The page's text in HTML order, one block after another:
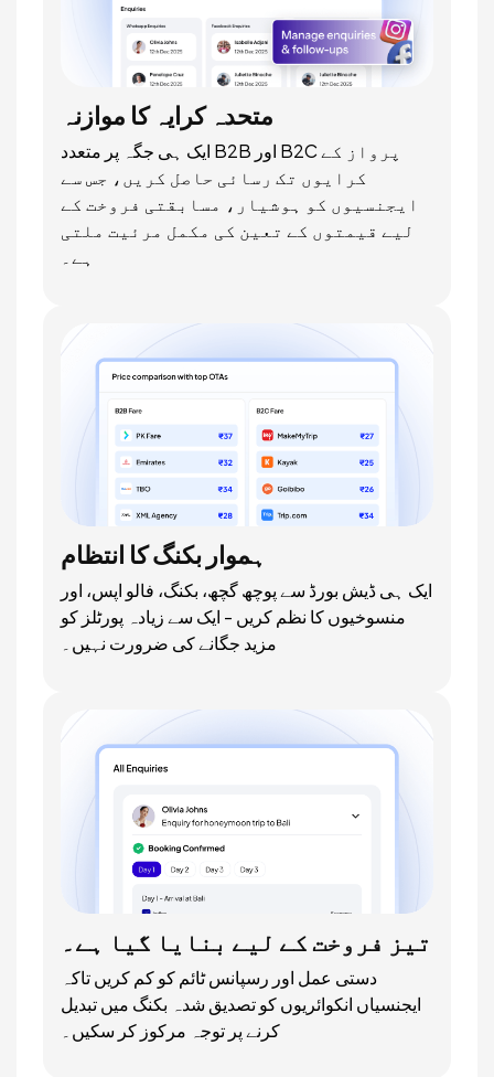
متحدہ کرایہ کا موازنہ
ایک ہی جگہ پر متعدد B2B اور B2C پرواز کے
کرایوں تک رسائی حاصل کریں، جس سے
ایجنسیوں کو ہوشیار، مسابقتی فروخت کے
لیے قیمتوں کے تعین کی مکمل مرئیت ملتی
ہے۔
ہموار بکنگ کا انتظام
ایک ہی ڈیش بورڈ سے پوچھ گچھ، بکنگ، فالو اپس، اور
منسوخیوں کا نظم کریں - ایک سے زیادہ پورٹلز کو
مزید جگانے کی ضرورت نہیں۔
تیز فروخت کے لیے بنایا گیا ہے۔
دستی عمل اور رسپانس ٹائم کو کم کریں تاکہ
ایجنسیاں انکوائریوں کو تصدیق شدہ بکنگ میں تبدیل
کرنے پر توجہ مرکوز کر سکیں۔